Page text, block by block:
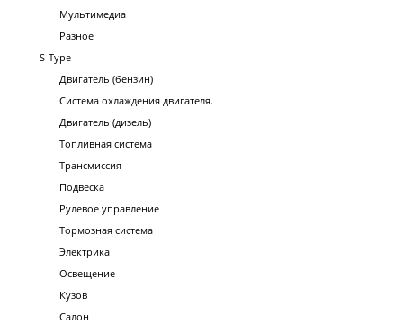
Мультимедиа
Разное
S-Type
Двигатель (бензин)
Система охлаждения двигателя.
Двигатель (дизель)
Топливная система
Трансмиссия
Подвеска
Рулевое управление
Тормозная система
Электрика
Освещение
Кузов
Салон